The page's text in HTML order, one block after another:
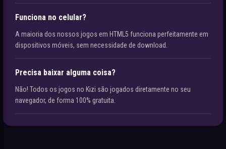
Funciona no celular?
A maioria dos nossos jogos em HTML5 funciona perfeitamente em
dispositivos móveis, sem necessidade de download.
Precisa baixar alguma coisa?
Não! Todos os jogos no Kizi são jogados diretamente no seu
navegador, de forma 100% gratuita.